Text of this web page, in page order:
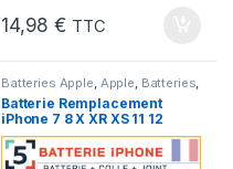
14,98€ TTC
Batteries Apple, Apple, Batteries,
Batteries et chargeurs Pieces
Portable
Batterie Remplacement
iPhone 7 8 X XR XS 11 12
13 14 15 16 17 Plus Mini
Pro Max